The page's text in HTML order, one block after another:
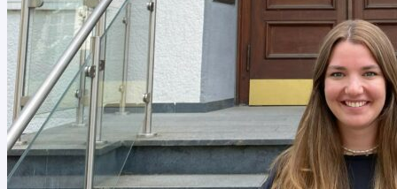
geballter
HVNB-
Power